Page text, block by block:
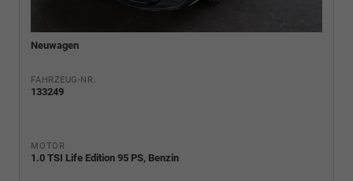
Neuwagen
FAHRZEUG-NR.
133249
MOTOR
1.0 TSI Life Edition 95 PS, Benzin